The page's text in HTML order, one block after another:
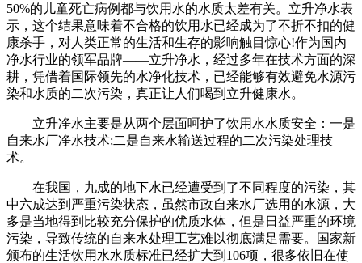
50%的儿童死亡病例都与饮用水的水质太差有关。立升净水表
示，这个结果意味着不合格的饮用水已经成为了不折不扣的健
康杀手，对人类正常的生活和生存的影响触目惊心!作为国内
净水行业的领军品牌——立升净水，经过多年在技术方面的深
耕，凭借着国际领先的水净化技术，已经能够有效避免水源污
染和水质的二次污染，真正让人们喝到立升健康水。
立升净水主要是从两个层面呵护了饮用水水质安全：一是
自来水厂净水技术;二是自来水输送过程的二次污染处理技
术。
在我国，九成的地下水已经遭受到了不同程度的污染，其
中六成达到严重污染状态，虽然市政自来水厂选用的水源，大
多是当地得到比较充分保护的优质水体，但是日益严重的环境
污染，导致传统的自来水处理工艺难以彻底满足需要。国家新
颁布的生活饮用水水质标准已经扩大到106项，很多依旧在使